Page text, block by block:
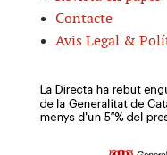
Contacte
Avis Legal &